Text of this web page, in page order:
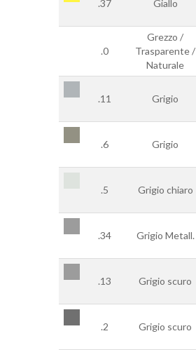
.37 Giallo
.0
Grezzo /
Trasparente /
Naturale
.11 Grigio
.6 Grigio
.5 Grigio chiaro
.34 Grigio Metall.
.13 Grigio scuro
.2 Grigio scuro